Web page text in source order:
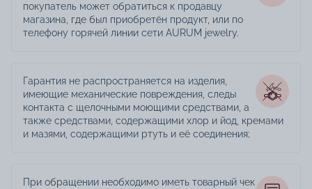
покупатель может обратиться к продавцу
магазина, где был приобретён продукт, или по
телефону горячей линии сети AURUM jewelry.
Гарантия не распространяется на изделия,
имеющие механические повреждения, следы
контакта с щелочными моющими средствами, а
также средствами, содержащими хлор и йод, кремами
и мазями, содержащими ртуть и её соединения;
При обращении необходимо иметь товарный чек